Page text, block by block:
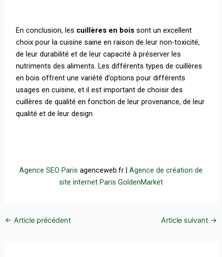
En conclusion, les cuillères en bois sont un excellent
choix pour la cuisine saine en raison de leur non-toxicité,
de leur durabilité et de leur capacité à préserver les
nutriments des aliments. Les différents types de cuillères
en bois offrent une variété d’options pour différents
usages en cuisine, et il est important de choisir des
cuillères de qualité en fonction de leur provenance, de leur
qualité et de leur design
Agence SEO Paris agenceweb.fr | Agence de création de
site internet Paris GoldenMarket
← Article précédent Article suivant →